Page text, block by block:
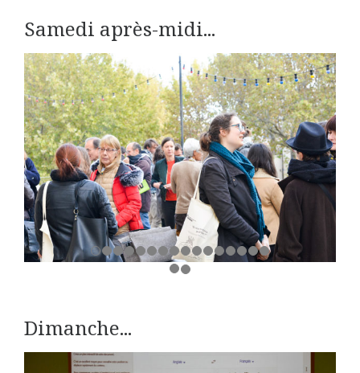
Samedi après-midi...
Dimanche...